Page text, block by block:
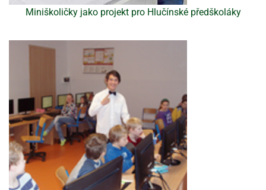
Miniškoličky jako projekt pro Hlučínské předškoláky